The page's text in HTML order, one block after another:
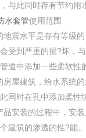
与此同时存有节约
水套管使用范围
水平是存有等级的
受到严重的损?坏，
道中添加一些柔软性
建筑，给水系统的
同时在孔中添加柔
装的过程中，安装
建筑的渗透的性?能